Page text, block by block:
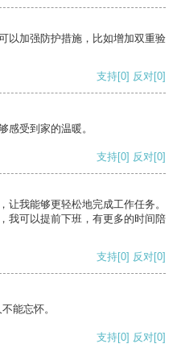
以加强防护措施，比如增加双重验
支持[0] 反对[0]
感受到家的温暖。
支持[0] 反对[0]
让我能够更轻松地完成工作任务。
我可以提前下班，有更多的时间陪
支持[0] 反对[0]
能忘怀。
支持[0] 反对[0]